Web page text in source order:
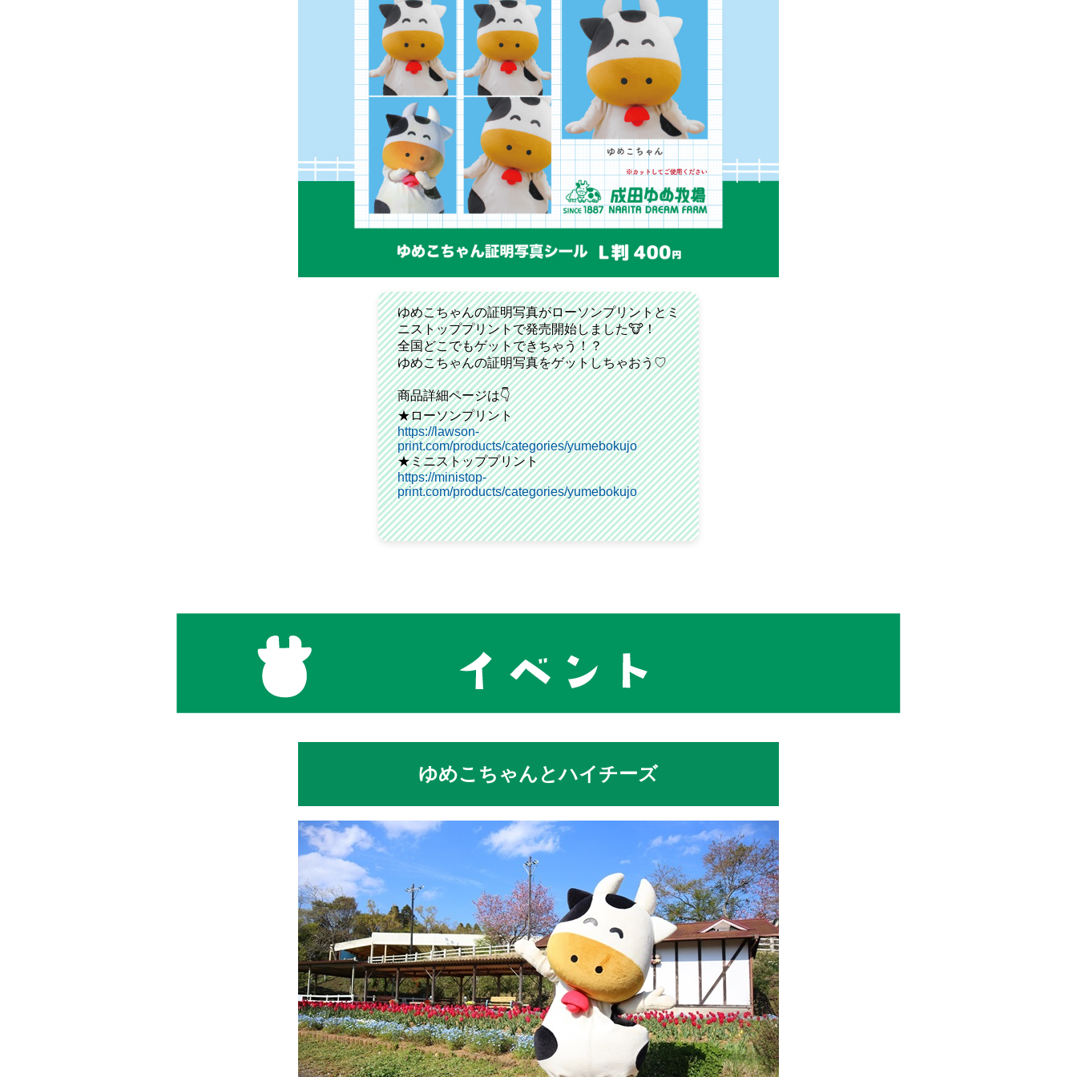
ゆめこちゃんの証明写真がローソンプリントとミ
ニストッププリントで発売開始しました🐮！
全国どこでもゲットできちゃう！？
ゆめこちゃんの証明写真をゲットしちゃおう♡
商品詳細ページは👇
★ローソンプリント
https://lawson-
print.com/products/categories/yumebokujo
★ミニストッププリント
https://ministop-
print.com/products/categories/yumebokujo
ゆめこちゃんとハイチーズ